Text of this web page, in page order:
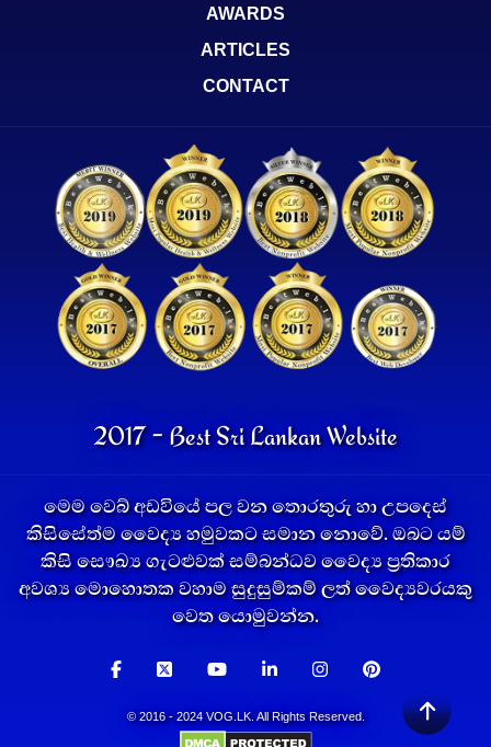
AWARDS
ARTICLES
CONTACT
2017 - Best Sri Lankan Website
මෙම වෙබ් අඩවියේ පල වන තොරතුරු හා උපදෙස්
කිසිසේත්ම වෛද්‍ය හමුවකට සමාන නොවේ. ඔබට යම්
කිසි සෞඛ්‍ය ගැටළුවක් සම්බන්ධව වෛද්‍ය ප්‍රතිකාර
අවශ්‍ය මොහොතක වහාම සුදුසුම්කම් ලත් වෛද්‍යවරයකු
වෙත යොමුවන්න.
© 2016 - 2024 VOG.LK. All Rights Reserved.